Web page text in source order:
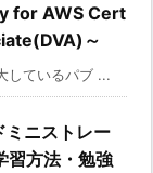
for AWS Cert
～
しているパブ ...
ミニストレー
習方法・勉強